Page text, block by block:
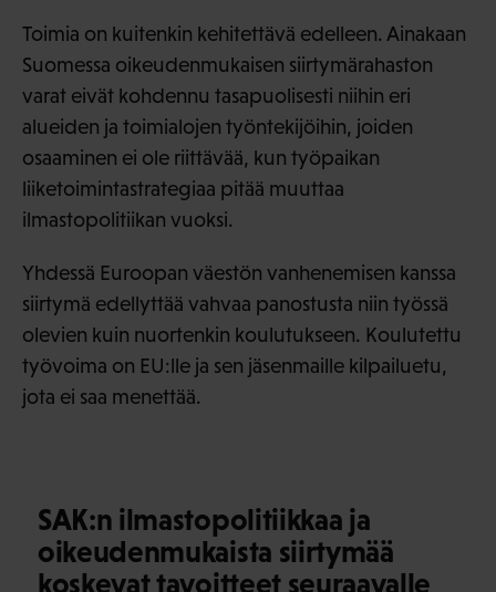
Toimia on kuitenkin kehitettävä edelleen. Ainakaan
Suomessa oikeudenmukaisen siirtymärahaston
varat eivät kohdennu tasapuolisesti niihin eri
alueiden ja toimialojen työntekijöihin, joiden
osaaminen ei ole riittävää, kun työpaikan
liiketoimintastrategiaa pitää muuttaa
ilmastopolitiikan vuoksi.
Yhdessä Euroopan väestön vanhenemisen kanssa
siirtymä edellyttää vahvaa panostusta niin työssä
olevien kuin nuortenkin koulutukseen. Koulutettu
työvoima on EU:lle ja sen jäsenmaille kilpailuetu,
jota ei saa menettää.
SAK:n ilmastopolitiikkaa ja
oikeudenmukaista siirtymää
koskevat tavoitteet seuraavalle